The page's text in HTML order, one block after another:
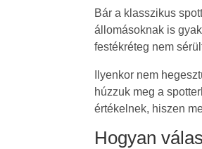
Bár a klasszikus
állomásoknak is
festékréteg nem
Ilyenkor nem
húzzuk meg a
értékelnek, hiszen
Hogyan